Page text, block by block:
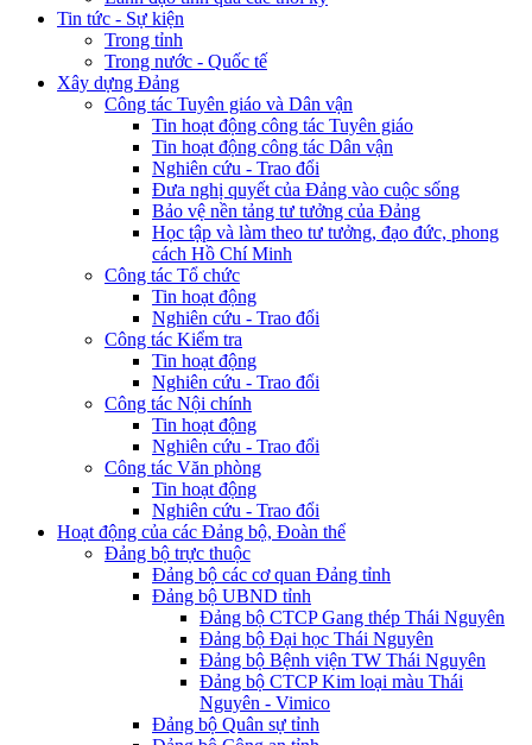
Tin tức - Sự kiện
Trong tỉnh
Trong nước - Quốc tế
Xây dựng Đảng
Công tác Tuyên giáo và Dân vận
Tin hoạt động công tác Tuyên giáo
Tin hoạt động công tác Dân vận
Nghiên cứu - Trao đổi
Đưa nghị quyết của Đảng vào cuộc sống
Bảo vệ nền tảng tư tưởng của Đảng
Học tập và làm theo tư tưởng, đạo đức, phong
cách Hồ Chí Minh
Công tác Tổ chức
Tin hoạt động
Nghiên cứu - Trao đổi
Công tác Kiểm tra
Tin hoạt động
Nghiên cứu - Trao đổi
Công tác Nội chính
Tin hoạt động
Nghiên cứu - Trao đổi
Công tác Văn phòng
Tin hoạt động
Nghiên cứu - Trao đổi
Hoạt động của các Đảng bộ, Đoàn thể
Đảng bộ trực thuộc
Đảng bộ các cơ quan Đảng tỉnh
Đảng bộ UBND tỉnh
Đảng bộ CTCP Gang thép Thái Nguyên
Đảng bộ Đại học Thái Nguyên
Đảng bộ Bệnh viện TW Thái Nguyên
Đảng bộ CTCP Kim loại màu Thái
Nguyên - Vimico
Đảng bộ Quân sự tỉnh